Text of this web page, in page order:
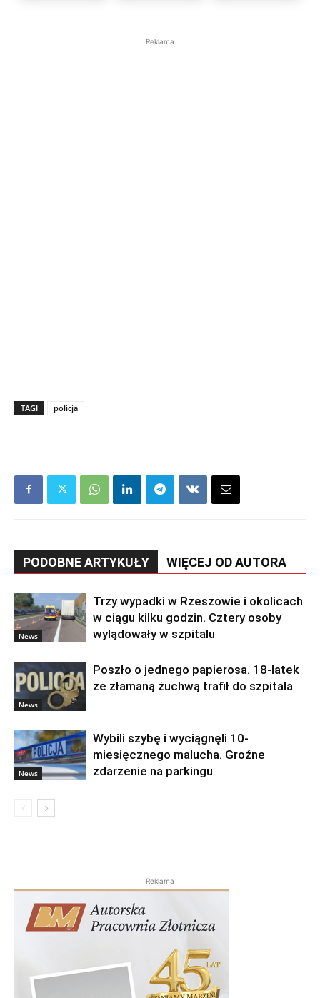
Reklama
TAGI policja
PODOBNE ARTYKUŁY WIĘCEJ OD AUTORA
News
Trzy wypadki w Rzeszowie i okolicach
w ciągu kilku godzin. Cztery osoby
wylądowały w szpitalu
News
Poszło o jednego papierosa. 18-latek
ze złamaną żuchwą trafił do szpitala
News
Wybili szybę i wyciągnęli 10-
miesięcznego malucha. Groźne
zdarzenie na parkingu
Reklama